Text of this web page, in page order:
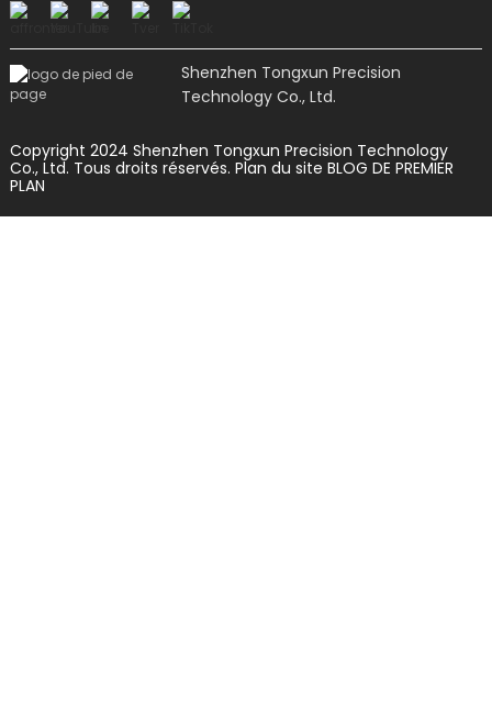
Shenzhen Tongxun Precision
Technology Co., Ltd.
Copyright 2024 Shenzhen Tongxun Precision Technology
Co., Ltd. Tous droits réservés. Plan du site BLOG DE PREMIER
PLAN